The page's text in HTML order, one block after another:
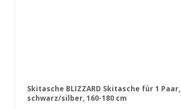
Skitasche BLIZZARD Skitasche für 1 Paar,
schwarz/silber, 160-180 cm